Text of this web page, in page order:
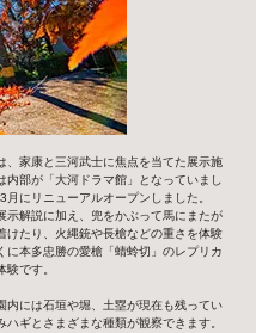
、家康と三河武士に焦点を当てた展示施
部が「大河ドラマ館」となっていまし
にリニューアルオープンしました。
示解説に加え、兜をかぶって馬にまたが
けたり、火縄銃や長槍などの重さを体験
本多忠勝の愛槍「蜻蛉切」のレプリカ
です。
内には石垣や堀、土塁が現在も残ってい
ギとさまざまな種類が観察できます。